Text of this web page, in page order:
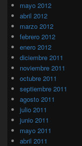
mayo 2012
abril 2012
marzo 2012
febrero 2012
enero 2012
diciembre 2011
noviembre 2011
octubre 2011
septiembre 2011
agosto 2011
julio 2011
junio 2011
mayo 2011
abril 2011